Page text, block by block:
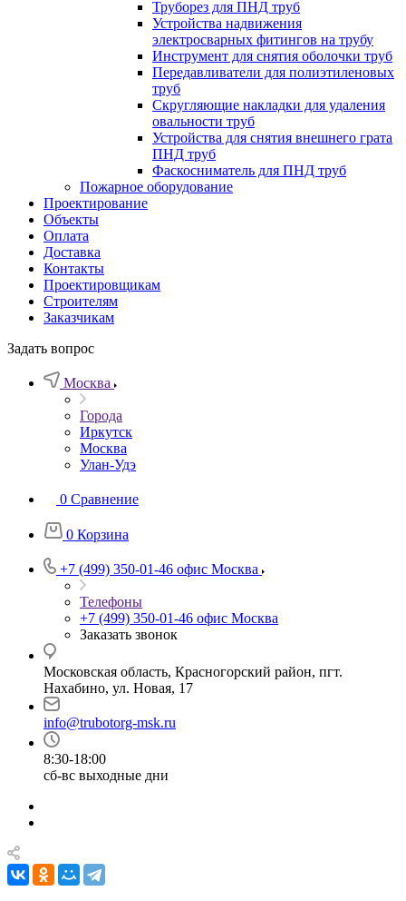
Труборез для ПНД труб
Устройства надвижения
электросварных фитингов на трубу
Инструмент для снятия оболочки труб
Передавливатели для полиэтиленовых
труб
Скругляющие накладки для удаления
овальности труб
Устройства для снятия внешнего грата
ПНД труб
Фаскосниматель для ПНД труб
Пожарное оборудование
Проектирование
Объекты
Оплата
Доставка
Контакты
Проектировщикам
Строителям
Заказчикам
Задать вопрос
Москва
Города
Иркутск
Москва
Улан-Удэ
0 Сравнение
0 Корзина
+7 (499) 350-01-46 офис Москва
Телефоны
+7 (499) 350-01-46 офис Москва
Заказать звонок
Московская область, Красногорский район, пгт.
Нахабино, ул. Новая, 17
info@trubotorg-msk.ru
8:30-18:00
сб-вс выходные дни